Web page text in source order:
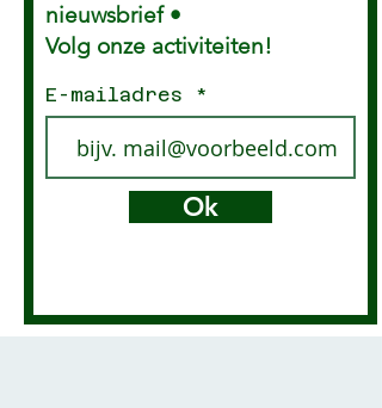
nieuwsbrief •
Volg onze activiteiten!
E-mailadres
Ok